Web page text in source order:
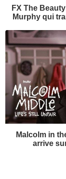
FX The
Murphy qui
Malcolm in
arrive